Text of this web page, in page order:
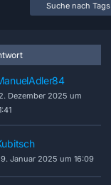
Suche nach Tags
Dezember 2025 um
Januar 2025 um 16:09